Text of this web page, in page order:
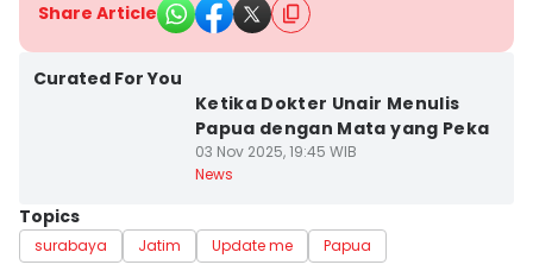
Share Article
Curated For You
Ketika Dokter Unair Menulis
Papua dengan Mata yang Peka
03 Nov 2025, 19:45 WIB
News
Topics
surabaya Jatim Update me Papua